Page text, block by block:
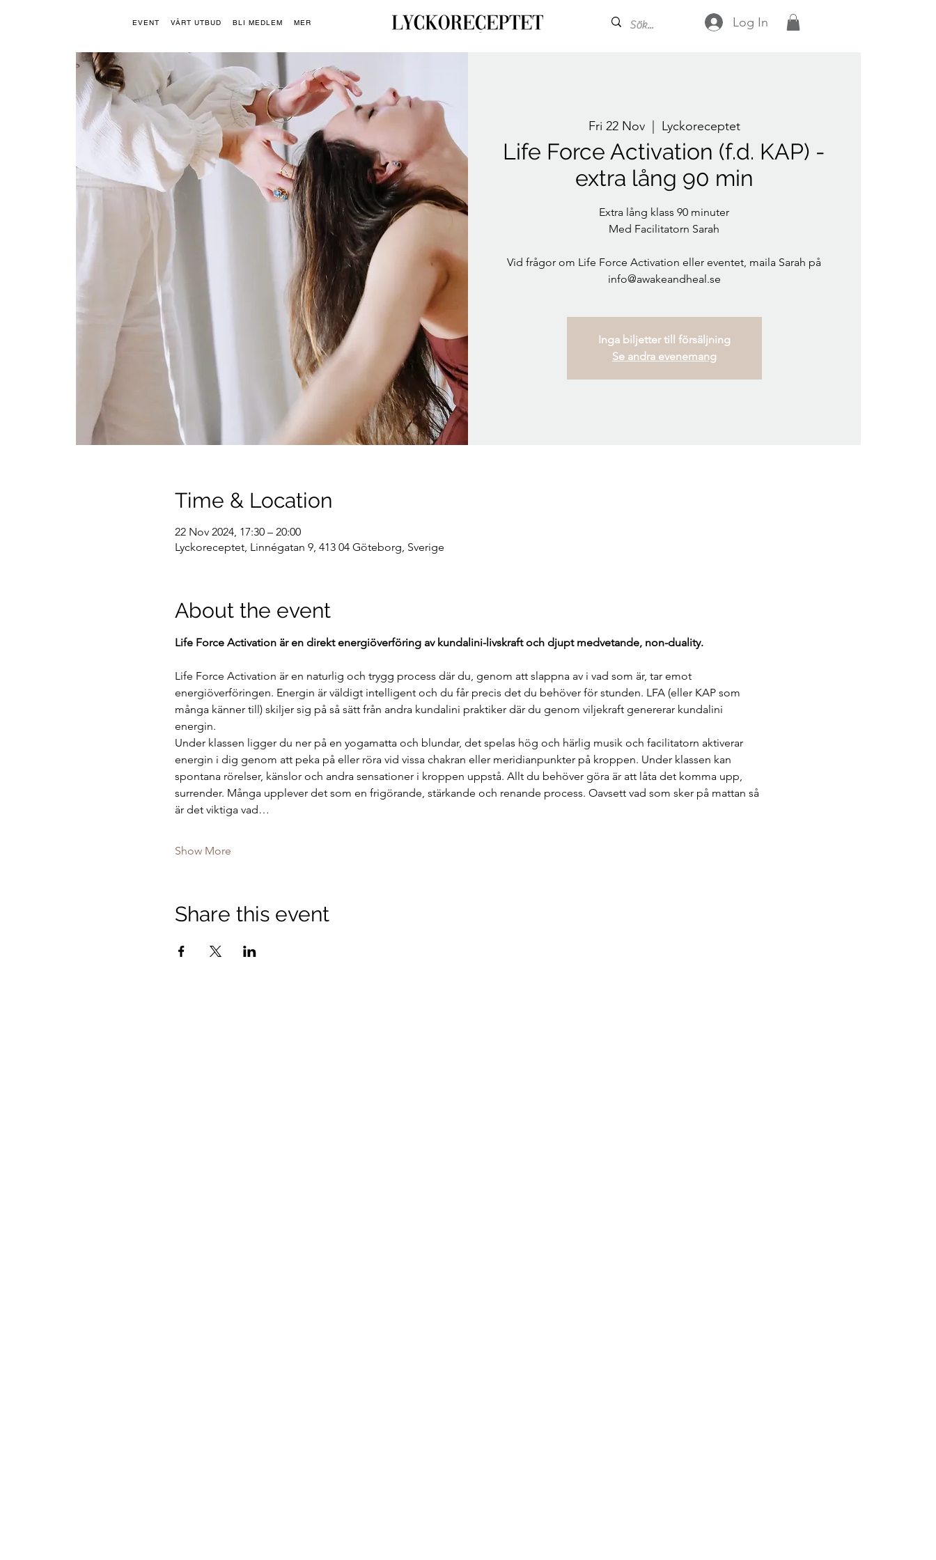
EVENT VÅRT UTBUD BLI MEDLEM MER Log In
Fri 22 Nov
  |
Lyckoreceptet
Life Force Activation (f.d. KAP) -
extra lång 90 min
Extra lång klass 90 minuter
Med Facilitatorn Sarah
Vid frågor om Life Force Activation eller eventet, maila Sarah på
info@awakeandheal.se
Inga biljetter till försäljning
Se andra evenemang
Time & Location
22 Nov 2024, 17:30 – 20:00
Lyckoreceptet, Linnégatan 9, 413 04 Göteborg, Sverige
About the event
Life Force Activation är en direkt energiöverföring av kundalini-livskraft och djupt medvetande, non-duality.
Life Force Activation är en naturlig och trygg process där du, genom att slappna av i vad som är, tar emot
energiöverföringen. Energin är väldigt intelligent och du får precis det du behöver för stunden. LFA (eller KAP som
många känner till) skiljer sig på så sätt från andra kundalini praktiker där du genom viljekraft genererar kundalini
energin.
Under klassen ligger du ner på en yogamatta och blundar, det spelas hög och härlig musik och facilitatorn aktiverar
energin i dig genom att peka på eller röra vid vissa chakran eller meridianpunkter på kroppen. Under klassen kan
spontana rörelser, känslor och andra sensationer i kroppen uppstå. Allt du behöver göra är att låta det komma upp,
surrender. Många upplever det som en frigörande, stärkande och renande process. Oavsett vad som sker på mattan så
är det viktiga vad…
Show More
Share this event